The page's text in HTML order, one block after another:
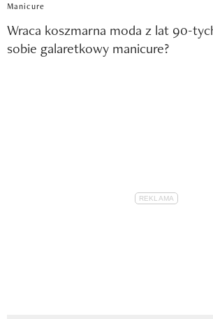
Manicure
Wraca koszmarna moda z lat 90-
sobie galaretkowy manicure?